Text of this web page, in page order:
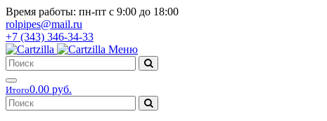
Время работы: пн-пт с 9:00 до 18:00
rolpipes@mail.ru
+7 (343) 346-34-33
Меню
Итого0.00 руб.